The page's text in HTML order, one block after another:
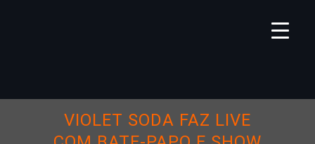
VIOLET SODA FAZ LIVE